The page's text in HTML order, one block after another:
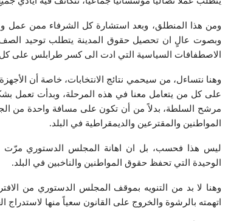
ومن هذا المنطلق، وبعد استشارة كل الشرفاء ممن عمل
وبصوت عالٍ ان تحصيل حقوق المدينة يتطلب توحيد الصف
الاصطفافات السياسية التي ادت الى كسر طرابلس على
وهنا نتساءل، من سيحمي نتائج الانتخابات، خاصة أن
على كل من يتعامل معنا في هذه المرحلة، وبدأت تعمل
مرشح السلطة، بدلاً من أن تكون على مسافة واحدة من
المواطنين والمقترعين والديمقراطية في البلد.
ليس هذا فحسب، بل ان اهانة المجلس الدستوري مرّت
الوحيدة التي تحفظ حقوق المواطنين والناخبين في البلد.
وهنا لا بد من التنويه بموقف المجلس الدستوري من
اتهمته بالرشوة والخروج على القانون سعياً منها